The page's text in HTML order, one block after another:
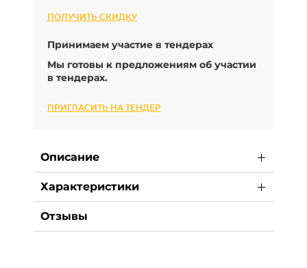
ПОЛУЧИТЬ СКИДКУ
Принимаем участие в тендерах
Мы готовы к предложениям об участии
в тендерах.
ПРИГЛАСИТЬ НА ТЕНДЕР
Описание
Характеристики
Отзывы